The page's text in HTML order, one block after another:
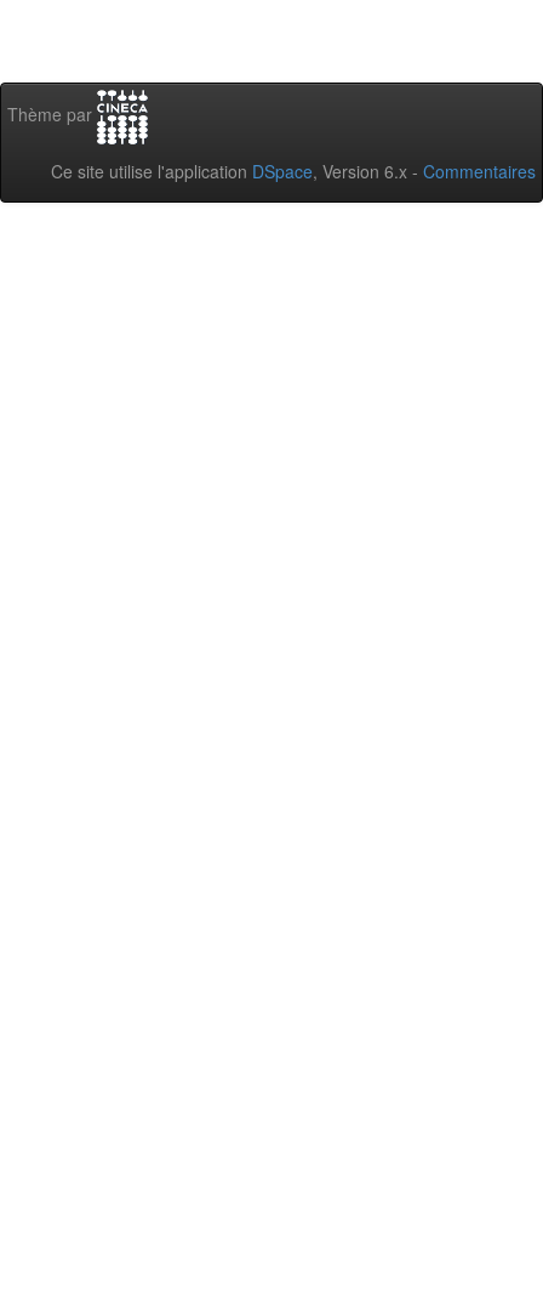
Thème par
Ce site utilise l'application DSpace, Version 6.x - Commentaires